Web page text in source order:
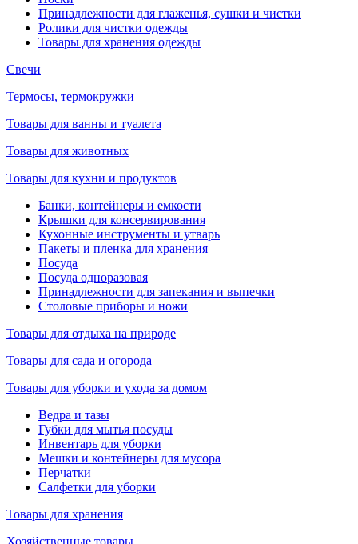
Принадлежности для глаженья, сушки и чистки
Ролики для чистки одежды
Товары для хранения одежды
Свечи
Термосы, термокружки
Товары для ванны и туалета
Товары для животных
Товары для кухни и продуктов
Банки, контейнеры и емкости
Крышки для консервирования
Кухонные инструменты и утварь
Пакеты и пленка для хранения
Посуда
Посуда одноразовая
Принадлежности для запекания и выпечки
Столовые приборы и ножи
Товары для отдыха на природе
Товары для сада и огорода
Товары для уборки и ухода за домом
Ведра и тазы
Губки для мытья посуды
Инвентарь для уборки
Мешки и контейнеры для мусора
Перчатки
Салфетки для уборки
Товары для хранения
Хозяйственные товары